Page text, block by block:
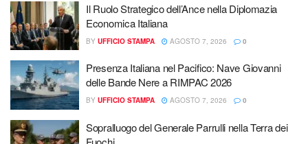
Il Ruolo Strategico dell’Ance nella Diplomazia
Economica Italiana
BY UFFICIO STAMPA AGOSTO 7, 2026 0
Presenza Italiana nel Pacifico: Nave Giovanni
delle Bande Nere a RIMPAC 2026
BY UFFICIO STAMPA AGOSTO 7, 2026 0
Sopralluogo del Generale Parrulli nella Terra dei